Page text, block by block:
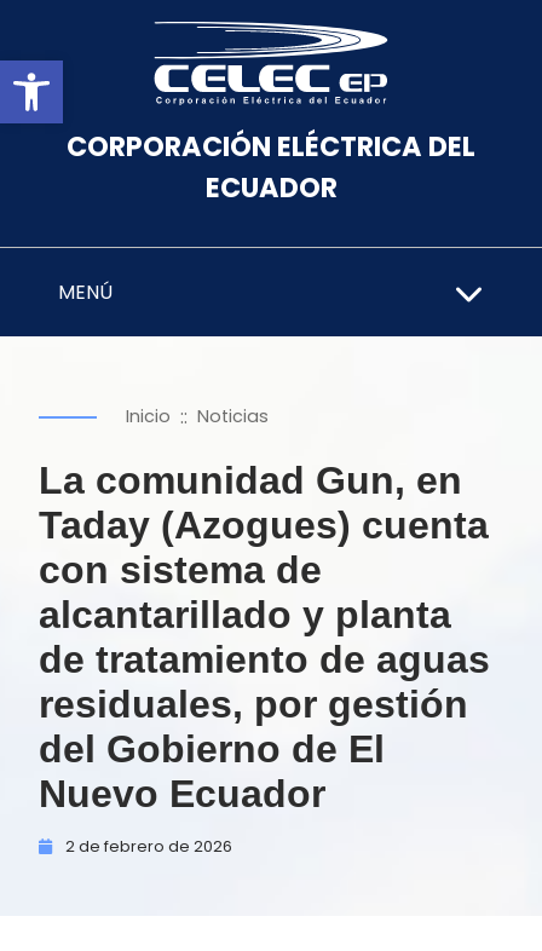
Abrir barra de herramientas
CORPORACIÓN ELÉCTRICA DEL
ECUADOR
MENÚ
Inicio :: Noticias
La comunidad Gun, en
Taday (Azogues) cuenta
con sistema de
alcantarillado y planta
de tratamiento de aguas
residuales, por gestión
del Gobierno de El
Nuevo Ecuador
2 de febrero de 2026